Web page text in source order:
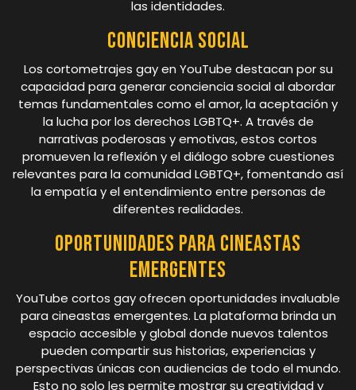
las identidades.
Conciencia social
Los cortometrajes gay en YouTube destacan por su
capacidad para generar conciencia social al abordar
temas fundamentales como el amor, la aceptación y
la lucha por los derechos LGBTQ+. A través de
narrativas poderosas y emotivas, estos cortos
promueven la reflexión y el diálogo sobre cuestiones
relevantes para la comunidad LGBTQ+, fomentando así
la empatía y el entendimiento entre personas de
diferentes realidades.
Oportunidades para cineastas
emergentes
YouTube cortos gay ofrecen oportunidades invaluable
para cineastas emergentes. La plataforma brinda un
espacio accesible y global donde nuevos talentos
pueden compartir sus historias, experiencias y
perspectivas únicas con audiencias de todo el mundo.
Esto no solo les permite mostrar su creatividad y